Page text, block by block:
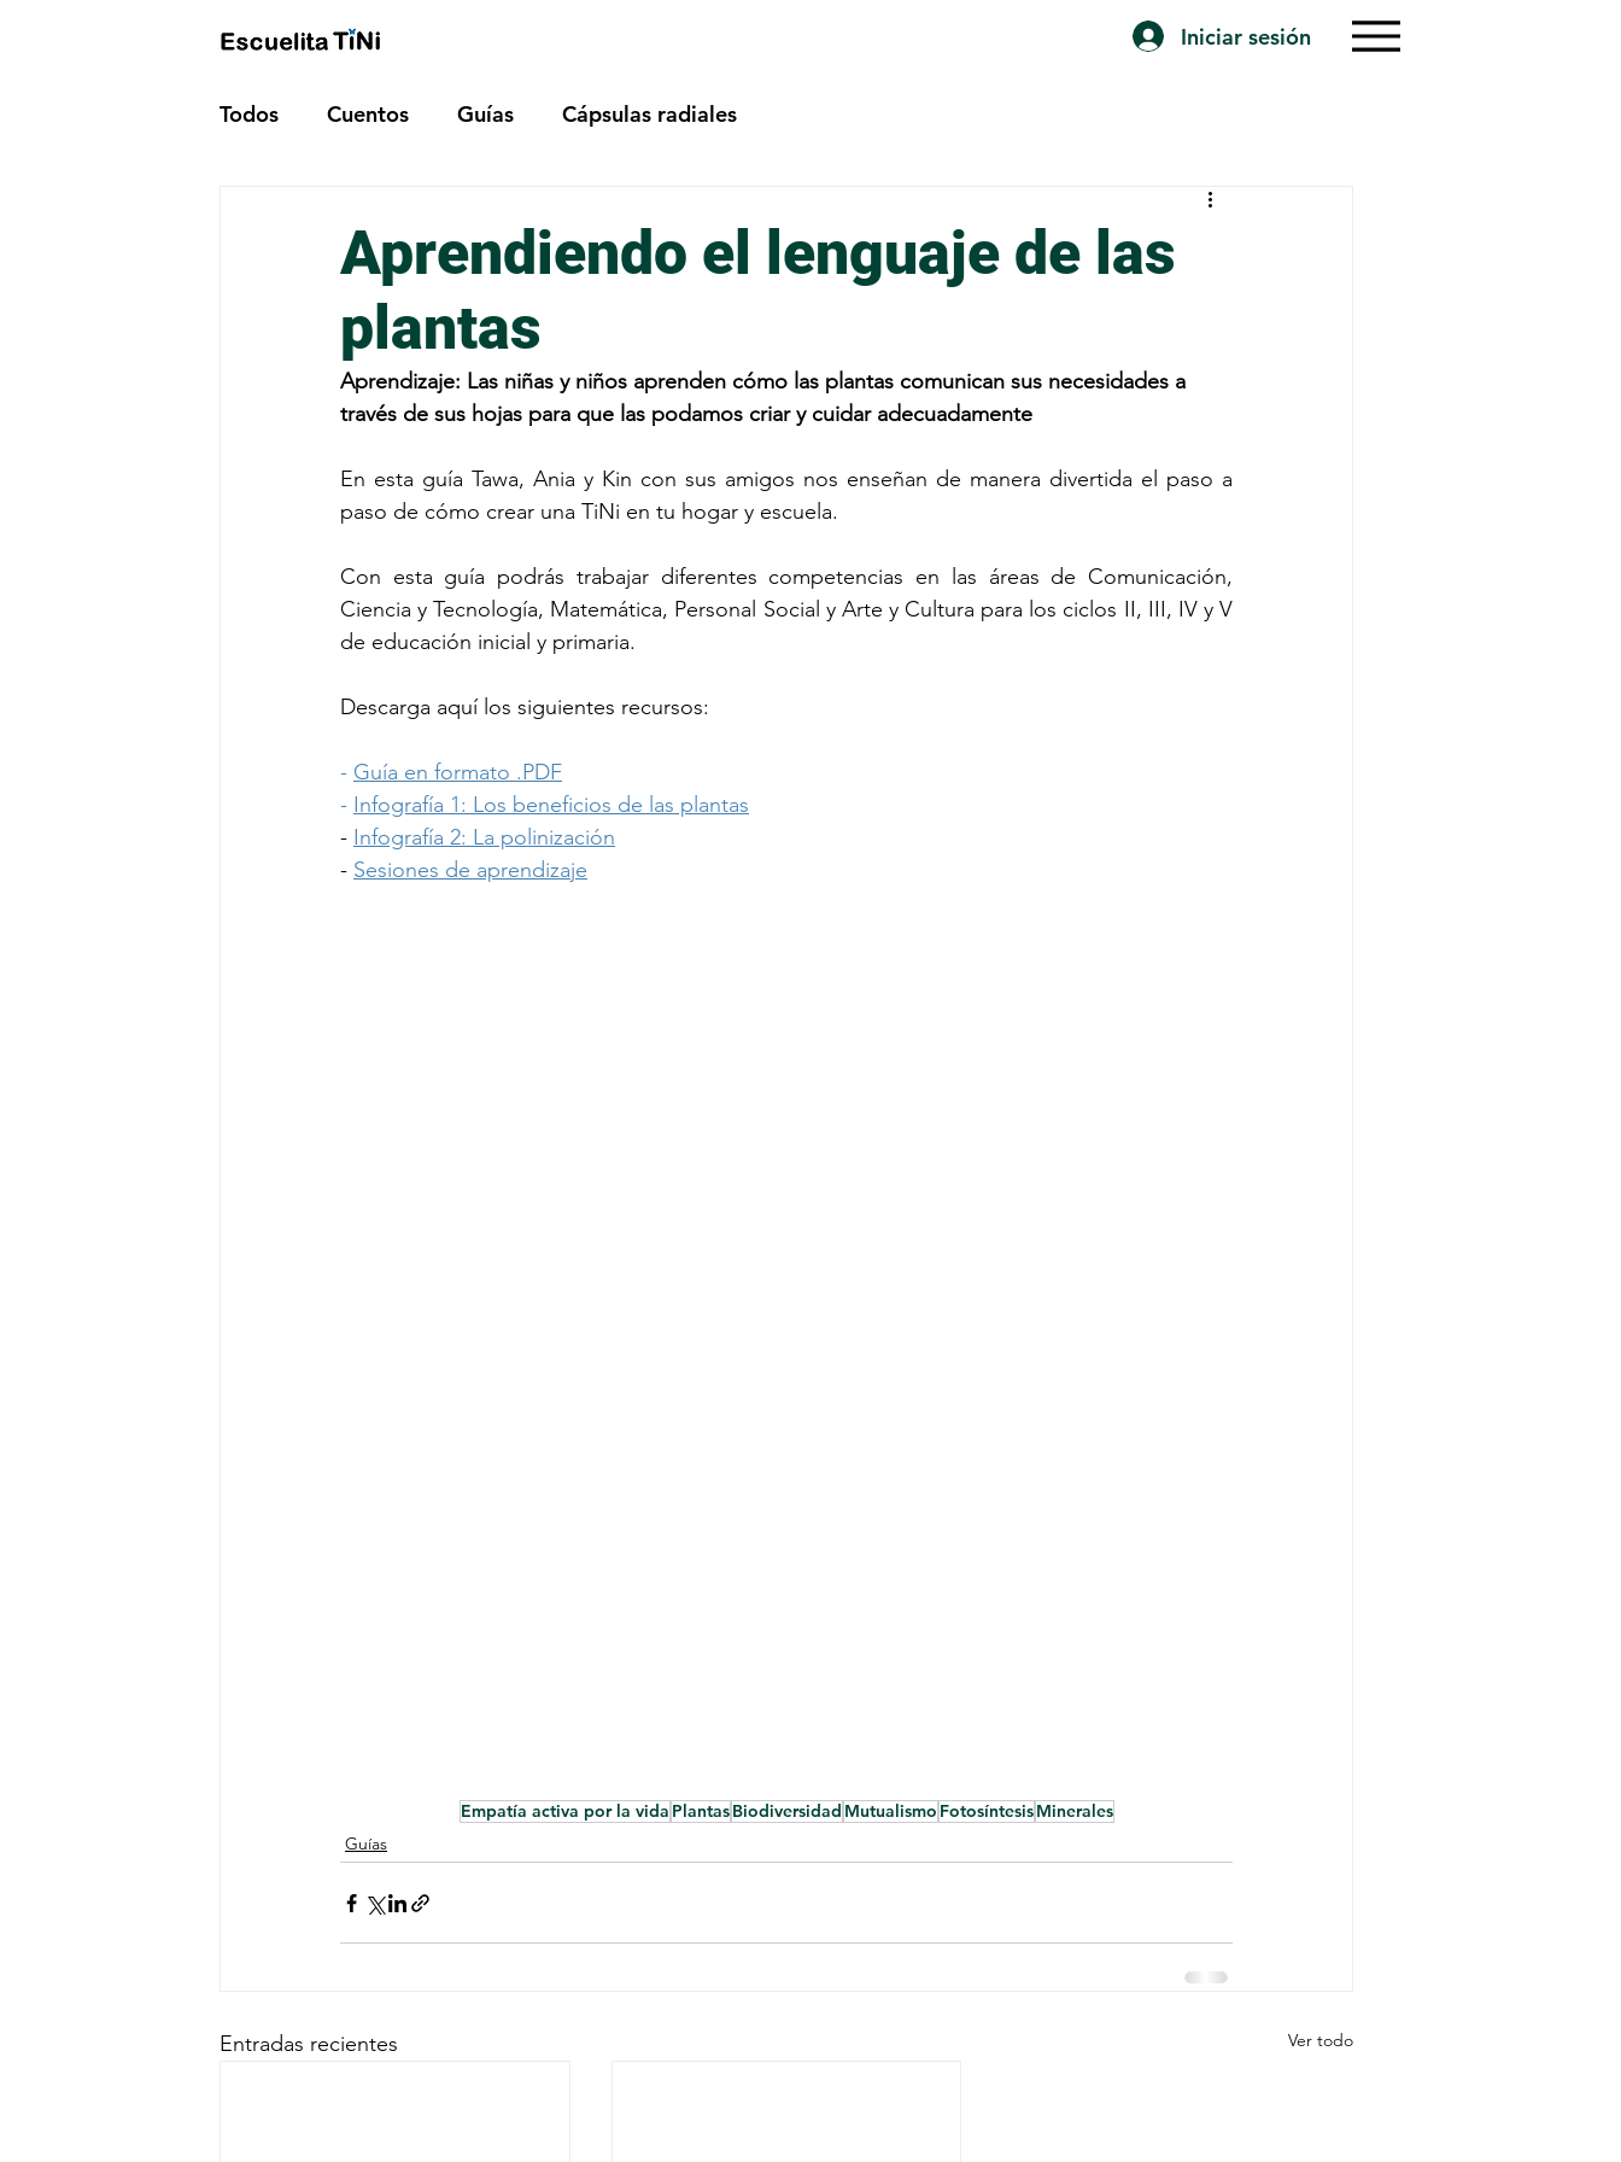
Iniciar sesión
Todos Cuentos Guías Cápsulas radiales
Aprendiendo el lenguaje de las
plantas
Aprendizaje: Las niñas y niños aprenden cómo las plantas comunican sus necesidades a
través de sus hojas para que las podamos criar y cuidar adecuadamente
En esta guía Tawa, Ania y Kin con sus amigos nos enseñan de manera divertida el paso a
paso de cómo crear una TiNi en tu hogar y escuela.
Con esta guía podrás trabajar diferentes competencias en las áreas de Comunicación,
Ciencia y Tecnología, Matemática, Personal Social y Arte y Cultura para los ciclos II, III, IV y V
de educación inicial y primaria.
Descarga aquí los siguientes recursos:​
- Guía en formato .PDF
- Infografía 1: Los beneficios de las plantas
- Infografía 2: La polinización
- Sesiones de aprendizaje
Empatía activa por la vida PlantasBiodiversidad Mutualismo FotosíntesisMinerales
Guías
Entradas recientes Ver todo